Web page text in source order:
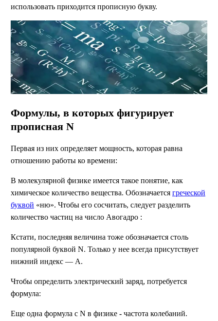
использовать приходится прописную букву.
Формулы, в которых фигурирует
прописная N
Первая из них определяет мощность, которая равна
отношению работы ко времени:
В молекулярной физике имеется такое понятие, как
химическое количество вещества. Обозначается греческой
буквой «ню». Чтобы его сосчитать, следует разделить
количество частиц на число Авогадро :
Кстати, последняя величина тоже обозначается столь
популярной буквой N. Только у нее всегда присутствует
нижний индекс — А.
Чтобы определить электрический заряд, потребуется
формула:
Еще одна формула с N в физике - частота колебаний.